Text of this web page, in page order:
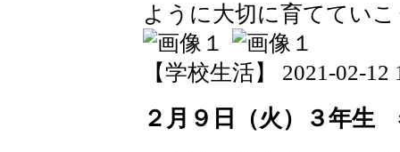
ように大切に育ててい
【学校生活】 2021-02-12
２月９日（火）３年生